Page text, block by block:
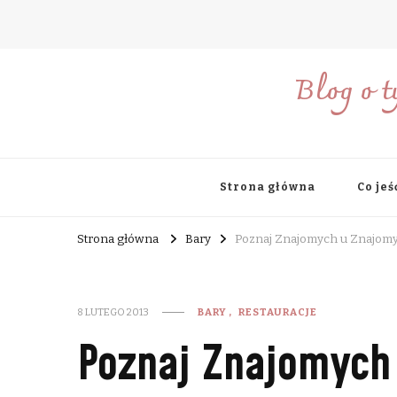
Blog o
Strona główna Co
Strona główna Bary Poznaj Znajomych u
8 LUTEGO 2013 BARY RESTAURACJE
Poznaj